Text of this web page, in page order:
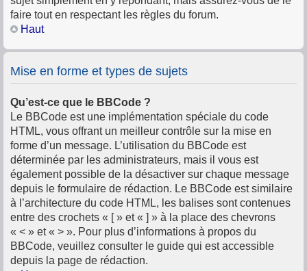
faire tout en respectant les règles du forum.
Haut
Mise en forme et types de sujets
Qu’est-ce que le BBCode ?
Le BBCode est une implémentation spéciale du code
HTML, vous offrant un meilleur contrôle sur la mise en
forme d’un message. L’utilisation du BBCode est
déterminée par les administrateurs, mais il vous est
également possible de la désactiver sur chaque message
depuis le formulaire de rédaction. Le BBCode est similaire
à l’architecture du code HTML, les balises sont contenues
entre des crochets « [ » et « ] » à la place des chevrons
« < » et « > ». Pour plus d’informations à propos du
BBCode, veuillez consulter le guide qui est accessible
depuis la page de rédaction.